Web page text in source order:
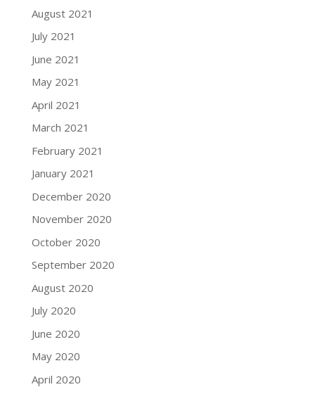
August 2021
July 2021
June 2021
May 2021
April 2021
March 2021
February 2021
January 2021
December 2020
November 2020
October 2020
September 2020
August 2020
July 2020
June 2020
May 2020
April 2020